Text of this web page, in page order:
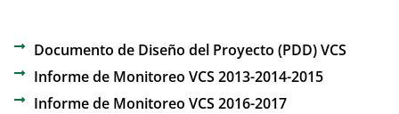
Documento de Diseño del Proyecto (PDD) VCS
Informe de Monitoreo VCS 2013-2014-2015
Informe de Monitoreo VCS 2016-2017